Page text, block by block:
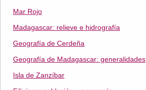
Mar Rojo
Madagascar: relieve e hidrografía
Geografía de Cerdeña
Geografía de Madagascar: generalidades
Isla de Zanzíbar